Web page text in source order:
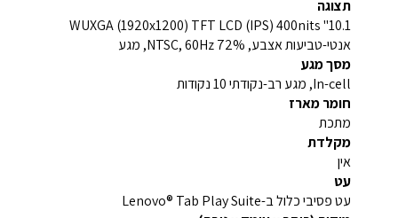
תצוגה
10.1" WUXGA (1920x1200) TFT LCD (IPS) 400nits
אנטי-טביעות אצבע, 72% NTSC, 60Hz, מגע
מסך מגע
In-cell, מגע רב-נקודתי 10 נקודות
חומר מארז
מתכת
מקלדת
אין
עט
עט פסיבי כלול ב-Lenovo® Tab Play Suite